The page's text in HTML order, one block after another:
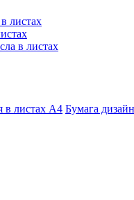
листах
в листах
в листах А4 Бумага